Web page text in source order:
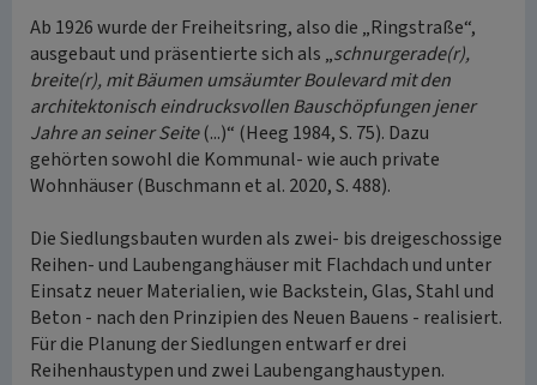
Ab 1926 wurde der Freiheitsring, also die „Ringstraße“,
ausgebaut und präsentierte sich als „schnurgerade(r),
breite(r), mit Bäumen umsäumter Boulevard mit den
architektonisch eindrucksvollen Bauschöpfungen jener
Jahre an seiner Seite(...)“ (Heeg 1984, S. 75). Dazu
gehörten sowohl die Kommunal- wie auch private
Wohnhäuser (Buschmann et al. 2020, S. 488).
Die Siedlungsbauten wurden als zwei- bis dreigeschossige
Reihen- und Laubenganghäuser mit Flachdach und unter
Einsatz neuer Materialien, wie Backstein, Glas, Stahl und
Beton - nach den Prinzipien des Neuen Bauens - realisiert.
Für die Planung der Siedlungen entwarf er drei
Reihenhaustypen und zwei Laubenganghaustypen.